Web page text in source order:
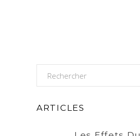
Search
for:
ARTICLES